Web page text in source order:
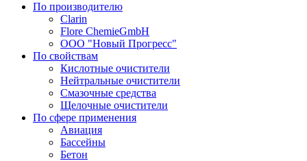
По производителю
Clarin
Flore ChemieGmbH
ООО "Новый Прогресс"
По свойствам
Кислотные очистители
Нейтральные очистители
Смазочные средства
Щелочные очистители
По сфере применения
Авиация
Бассейны
Бетон